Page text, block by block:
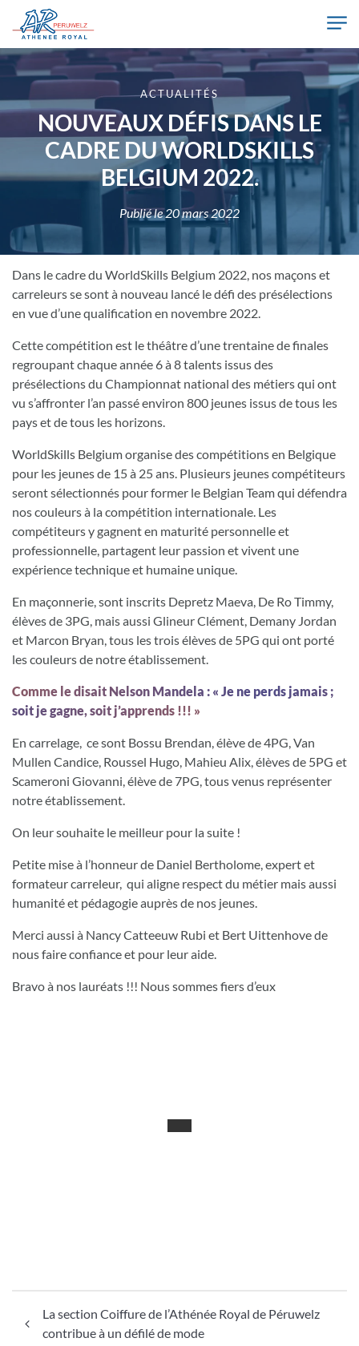
Skip to main content
Athénée Royal de Péruwelz
ACTUALITÉS
NOUVEAUX DÉFIS DANS LE
CADRE DU WORLDSKILLS
BELGIUM 2022.
Publié le20 mars 2022
Dans le cadre du WorldSkills Belgium 2022, nos maçons et
carreleurs se sont à nouveau lancé le défi des présélections
en vue d’une qualification en novembre 2022.
Cette compétition est le théâtre d’une trentaine de finales
regroupant chaque année 6 à 8 talents issus des
présélections du Championnat national des métiers qui ont
vu s’affronter l’an passé environ 800 jeunes issus de tous les
pays et de tous les horizons.
WorldSkills Belgium organise des compétitions en Belgique
pour les jeunes de 15 à 25 ans. Plusieurs jeunes compétiteurs
seront sélectionnés pour former le Belgian Team qui défendra
nos couleurs à la compétition internationale. Les
compétiteurs y gagnent en maturité personnelle et
professionnelle, partagent leur passion et vivent une
expérience technique et humaine unique.
En maçonnerie, sont inscrits Depretz Maeva, De Ro Timmy,
élèves de 3PG, mais aussi Glineur Clément, Demany Jordan
et Marcon Bryan, tous les trois élèves de 5PG qui ont porté
les couleurs de notre établissement.
Comme le disait Nelson Mandela : « Je ne perds jamais ;
soit je gagne, soit j’apprends !!! »
En carrelage, ce sont Bossu Brendan, élève de 4PG, Van
Mullen Candice, Roussel Hugo, Mahieu Alix, élèves de 5PG et
Scameroni Giovanni, élève de 7PG, tous venus représenter
notre établissement.
On leur souhaite le meilleur pour la suite !
Petite mise à l’honneur de Daniel Bertholome, expert et
formateur carreleur, qui aligne respect du métier mais aussi
humanité et pédagogie auprès de nos jeunes.
Merci aussi à Nancy Catteeuw Rubi et Bert Uittenhove de
nous faire confiance et pour leur aide.
Bravo à nos lauréats !!! Nous sommes fiers d’eux
La section Coiffure de l’Athénée Royal de Péruwelz
contribue à un défilé de mode